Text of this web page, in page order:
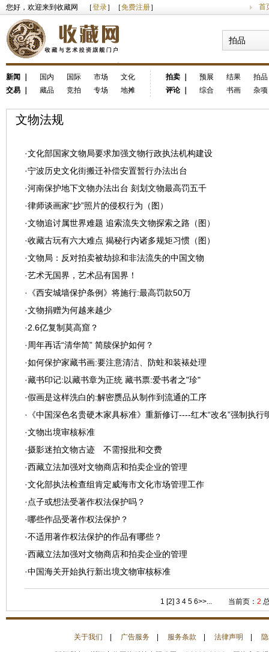
您好，欢迎来到收藏网 ［登录］［免费注册］ 首
拍品
新闻 国内 国际 市场
文化
交易
藏品 竞拍 专场 地摊
拍卖 预展 结果
拍品
评论｜ 综合 书画 杂项
文物法规
·文化部国家文物局要求加强文物行政执法机构建设
·宁波历史文化街搬迁补偿安置暂行办法出台
·河南保护地下文物办法出台 刻划文物最高罚五千
·律师谈画家“抄”照片的侵权行为（图）
·文物追讨属世界难题 追索流失文物探索之路（图）
·收藏古玩有六大难点 揭秘行内诸多规矩习惯（图）
·文物局：反对拍卖被劫掠和非法流失的中国文物
·艺术无国界，艺术品有国界！
·
《西安城墙保护条例》将施行:最高罚款50万
·文物捐赠为何越来越少
·2.6亿复制莫高窟？
· 周年再话“清华简” 简牍保护如何？
·如何保护家藏书画:要注意清洁、防蛀和装裱处理
·藏书印记:以藏书章为正统 藏书票:爱书者之"珍"
·假画是这样洗白的:解密赝品从制作到流通的工序
·
《中国深色名贵硬木家具标准》重新修订----红木“改名”强制执行
·文物出境审核标准
·摄影迷拍文物古迹 不需报批和交费
·西藏立法加强对文物商店和拍卖企业的管理
·文化部执法检查组肯定威海市文化市场管理工作
· 点子或想法受著作权法保护吗？
·哪些作品受著作权法保护？
·不适用著作权法保护的作品有哪些？
·西藏立法加强对文物商店和拍卖企业的管理
·中国海关开始执行新出境文物审核标准
1 [2] 3 4 5 6>>... 当前页： 2
关于我们 广告服务 服务条款 法律声明